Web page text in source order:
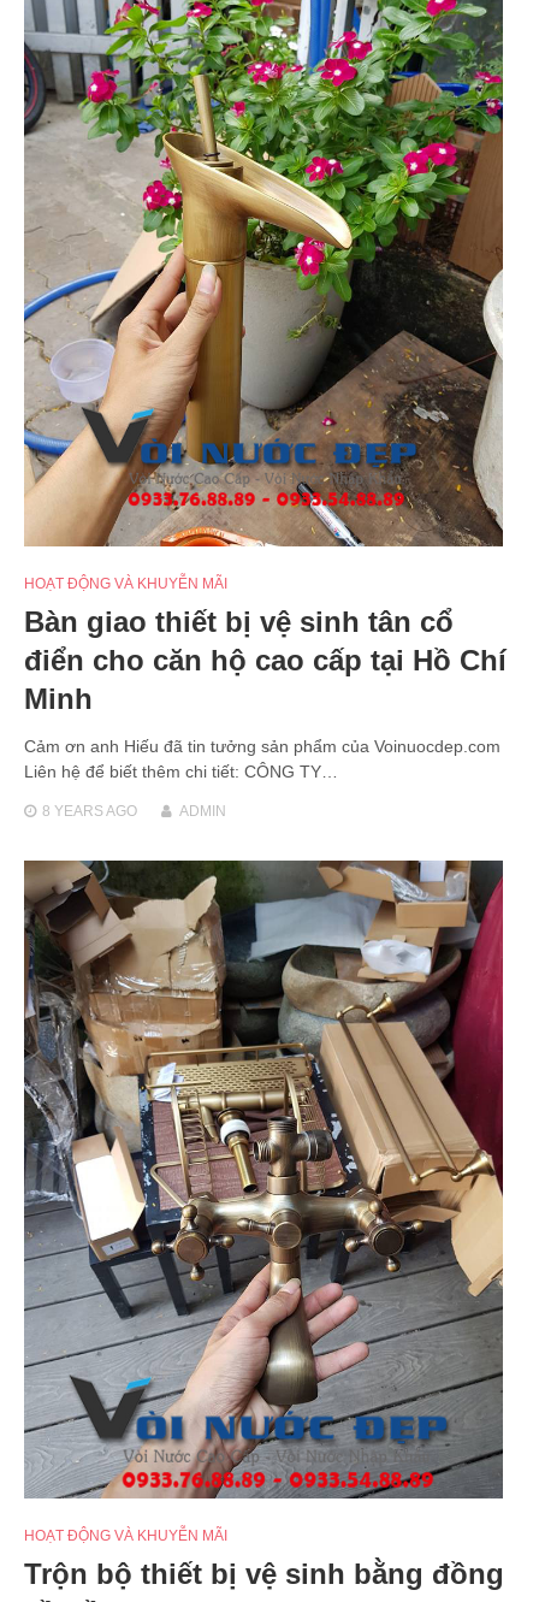
HOẠT ĐỘNG VÀ KHUYỄN MÃI
Bàn giao thiết bị vệ sinh tân cổ
điển cho căn hộ cao cấp tại Hồ Chí
Minh
Cảm ơn anh Hiếu đã tin tưởng sản phẩm của Voinuocdep.com
Liên hệ để biết thêm chi tiết: CÔNG TY…
8 YEARSAGO ADMIN
HOẠT ĐỘNG VÀ KHUYỄN MÃI
Trộn bộ thiết bị vệ sinh bằng đồng